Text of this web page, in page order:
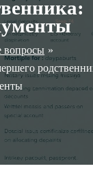
вопросы